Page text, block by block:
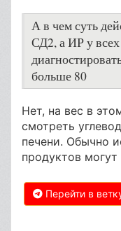
А в чем суть
СД2, а ИР у
больше 80
Нет, на вес в
смотреть
печени. Обычно
продуктов
Перейти в